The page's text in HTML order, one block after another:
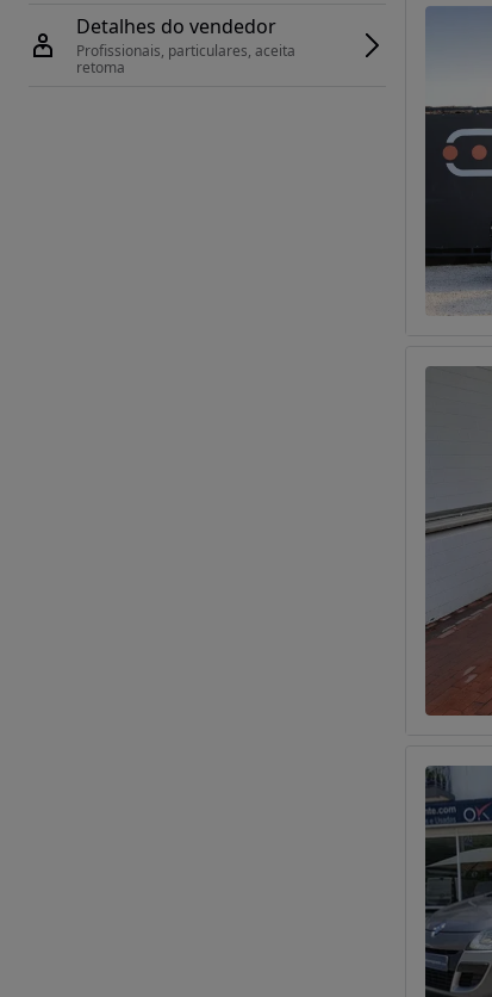
Detalhes do vendedor
Profissionais, particulares, aceita
retoma